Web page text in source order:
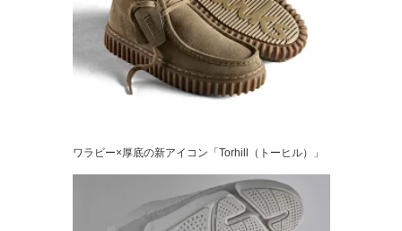
ワラビー×厚底の新アイコン「Torhill（トーヒル）」